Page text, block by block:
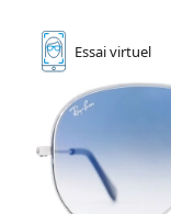
Essaivirtuel